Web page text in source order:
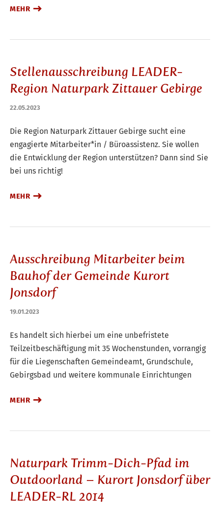
MEHR
Stellenausschreibung LEADER-
Region Naturpark Zittauer Gebirge
22.05.2023
Die Region Naturpark Zittauer Gebirge sucht eine
engagierte Mitarbeiter*in / Büroassistenz. Sie wollen
die Entwicklung der Region unterstützen? Dann sind Sie
bei uns richtig!
MEHR
Ausschreibung Mitarbeiter beim
Bauhof der Gemeinde Kurort
Jonsdorf
19.01.2023
Es handelt sich hierbei um eine unbefristete
Teilzeitbeschäftigung mit 35 Wochenstunden, vorrangig
für die Liegenschaften Gemeindeamt, Grundschule,
Gebirgsbad und weitere kommunale Einrichtungen
MEHR
Naturpark Trimm-Dich-Pfad im
Outdoorland – Kurort Jonsdorf über
LEADER-RL 2014